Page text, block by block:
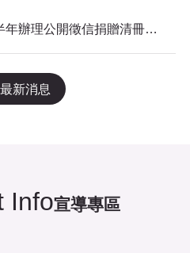
本局公共關係室115年上半年辦理公開徵信捐贈清冊及明細表，依公益勸募條例公告。
新消息
Info宣導專區